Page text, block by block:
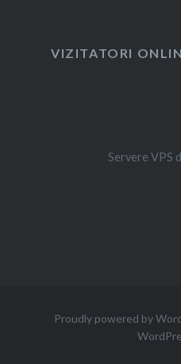
VIZITATORI
Servere VPS
Proudly powered by